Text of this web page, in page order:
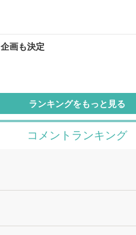
画も決定
ランキングをもっと見る